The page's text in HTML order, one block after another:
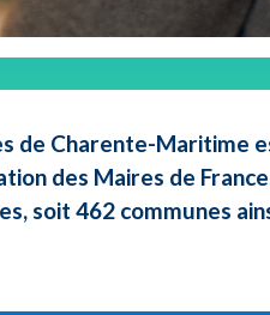
de Charente-Maritime
des Maires de
soit 462 communes